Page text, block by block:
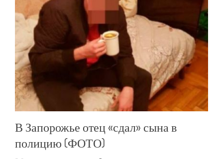
В Запорожье отец «сдал» сына в
полицию (ФОТО)